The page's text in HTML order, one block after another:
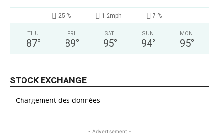
25 % 1.2mph 7 %
THU
87°
FRI
89°
SAT
95°
SUN
94°
MON
95°
STOCK EXCHANGE
Chargement des données
- Advertisement -